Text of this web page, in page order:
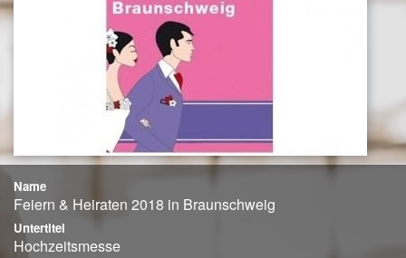
Name
Feiern & Heiraten 2018 in Braunschweig
Untertitel
Hochzeitsmesse